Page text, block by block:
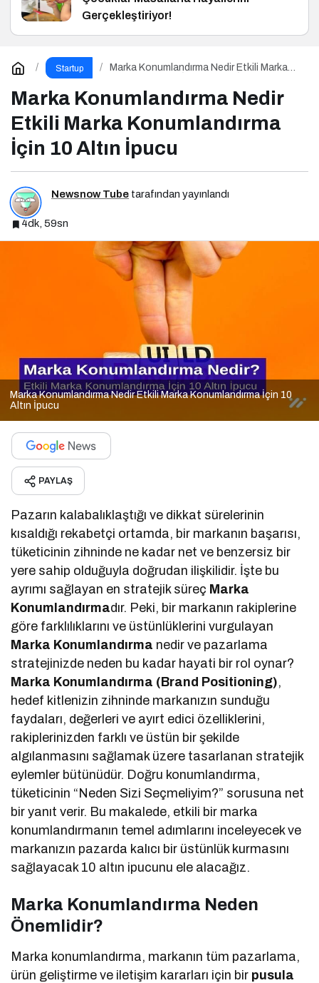
Gerçekleştiriyor!
Startup
Marka Konumlandırma Nedir Etkili Marka
Marka Konumlandırma Nedir
Etkili Marka Konumlandırma
İçin 10 Altın İpucu
Newsnow Tube tarafından yayınlandı
4dk, 59sn
Marka Konumlandırma Nedir Etkili Marka Konumlandırma İçin 10
Altın İpucu
PAYLAŞ
Pazarın kalabalıklaştığı ve dikkat sürelerinin
kısaldığı rekabetçi ortamda, bir markanın başarısı,
tüketicinin zihninde ne kadar net ve benzersiz bir
yere sahip olduğuyla doğrudan ilişkilidir. İşte bu
ayrımı sağlayan en stratejik süreç Marka
Konumlandırmadır. Peki, bir markanın rakiplerine
göre farklılıklarını ve üstünlüklerini vurgulayan
Marka Konumlandırma nedir ve pazarlama
stratejinizde neden bu kadar hayati bir rol oynar?
Marka Konumlandırma (Brand Positioning),
hedef kitlenizin zihninde markanızın sunduğu
faydaları, değerleri ve ayırt edici özelliklerini,
rakiplerinizden farklı ve üstün bir şekilde
algılanmasını sağlamak üzere tasarlanan stratejik
eylemler bütünüdür. Doğru konumlandırma,
tüketicinin “Neden Sizi Seçmeliyim?” sorusuna net
bir yanıt verir. Bu makalede, etkili bir marka
konumlandırmanın temel adımlarını inceleyecek ve
markanızın pazarda kalıcı bir üstünlük kurmasını
sağlayacak 10 altın ipucunu ele alacağız.
Marka Konumlandırma Neden
Önemlidir?
Marka konumlandırma, markanın tüm pazarlama,
ürün geliştirme ve iletişim kararları için bir pusula